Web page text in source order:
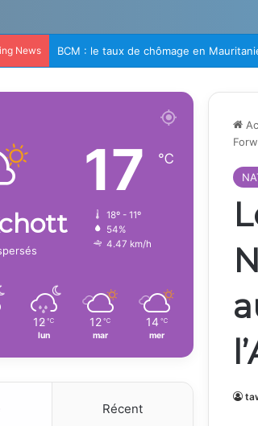
News Le RFD appelle à la libération des
17 ℃
18º - 11º
54%
4.47 km/h
12 ℃
lun
12 ℃
mar
14 ℃
mer
Récent